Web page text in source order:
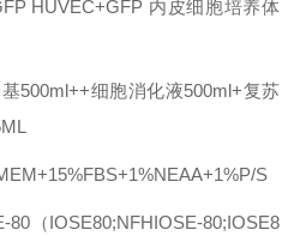
HUVEC+GFP 内皮细胞培养体
500ml++细胞消化液500ml+复苏
S
80（IOSE80;NFHIOSE-80;IOSE8